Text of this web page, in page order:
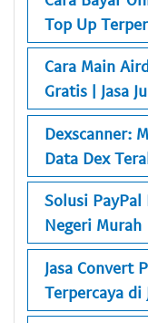
Top Up
Cara Main
Gratis | Jasa
Dexscanner:
Data Dex
Solusi
Negeri Murah
Jasa Convert
Terpercaya di